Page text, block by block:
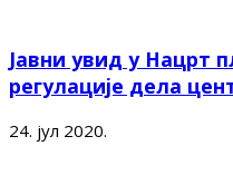
Јавни увид у Нацрт
регулације дела
24. јул 2020.